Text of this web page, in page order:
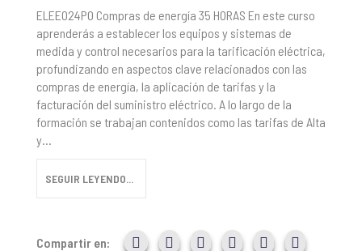
ELEE024PO Compras de energía 35 HORAS En este curso
aprenderás a establecer los equipos y sistemas de
medida y control necesarios para la tarificación eléctrica,
profundizando en aspectos clave relacionados con las
compras de energía, la aplicación de tarifas y la
facturación del suministro eléctrico. A lo largo de la
formación se trabajan contenidos como las tarifas de Alta
y...
SEGUIR LEYENDO...
Compartir en: